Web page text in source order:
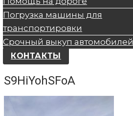
Погрузка машины для
транспортировки
Срочный выкуп автомобилей
КОНТАКТЫ
S9HiYohSFoA